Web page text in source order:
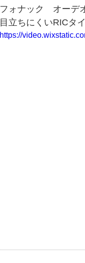
フォナック　オーデ
目立ちにくいRICタ
https://